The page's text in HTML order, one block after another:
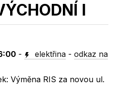
I
- elektřina -odkaz na
Výměna RIS za novou ul.